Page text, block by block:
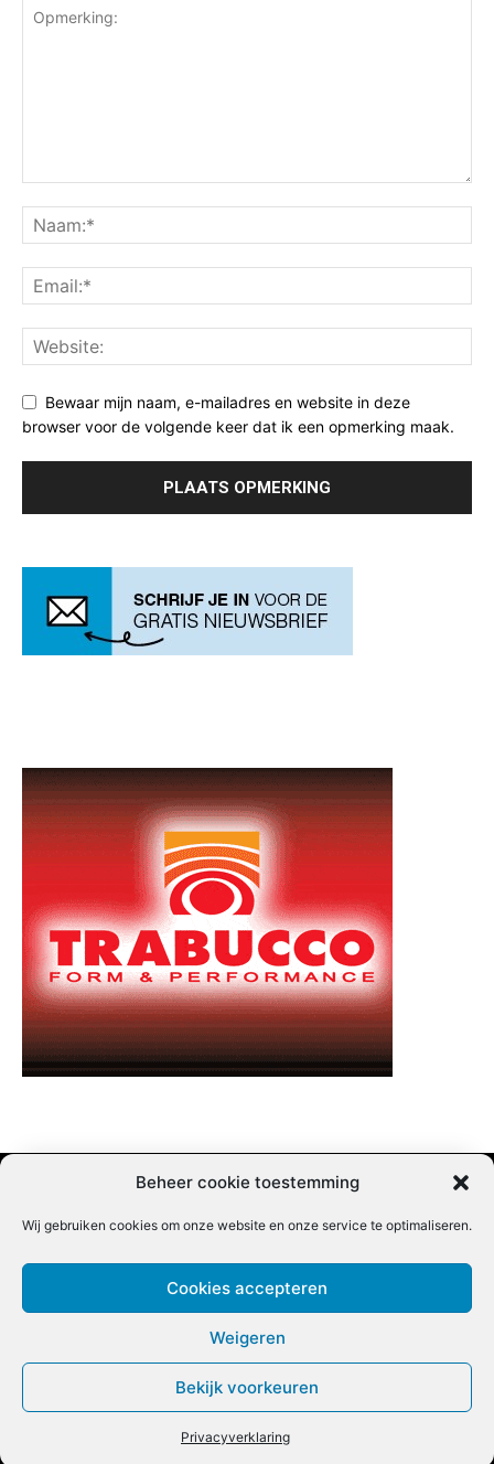
Beheer cookie toestemming
Wij gebruiken cookies om onze website en onze service te optimaliseren.
Cookies accepteren
Weigeren
Bekijk voorkeuren
Privacyverklaring
Bewaar mijn naam, e-mailadres en website in deze
browser voor de volgende keer dat ik een opmerking maak.
Nieuwsbrief inschrijven | Partner content